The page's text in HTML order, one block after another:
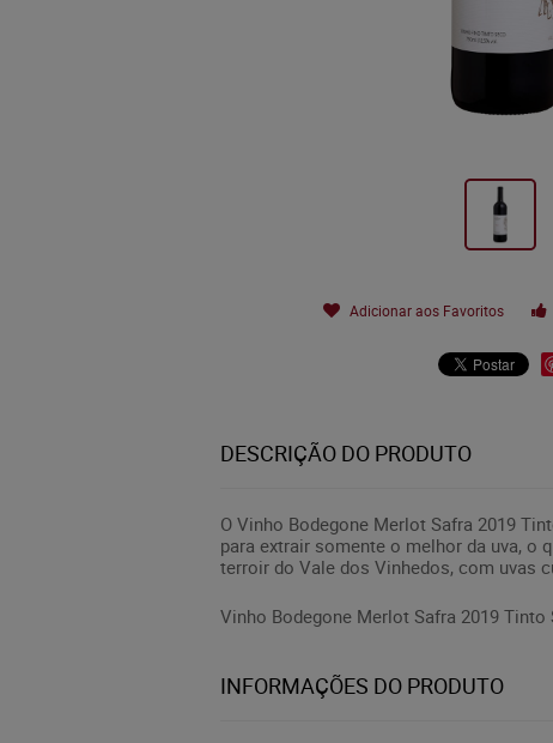
Adicionar aos Favoritos
DESCRIÇÃO DO PRODUTO
O Vinho Bodegone Merlot Safra 2019
para extrair somente o melhor da uva, o
terroir do Vale dos Vinhedos, com uvas
Vinho Bodegone Merlot Safra 2019
INFORMAÇÕES DO PRODUTO